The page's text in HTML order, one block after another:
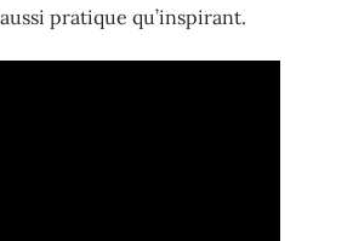
pratique qu’inspirant.